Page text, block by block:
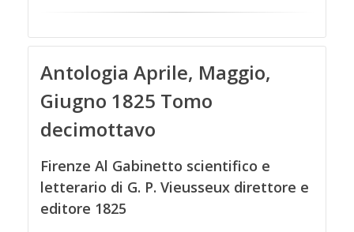
Antologia Aprile, Maggio,
Giugno 1825 Tomo
decimottavo
Firenze Al Gabinetto scientifico e
letterario di G. P. Vieusseux direttore e
editore 1825